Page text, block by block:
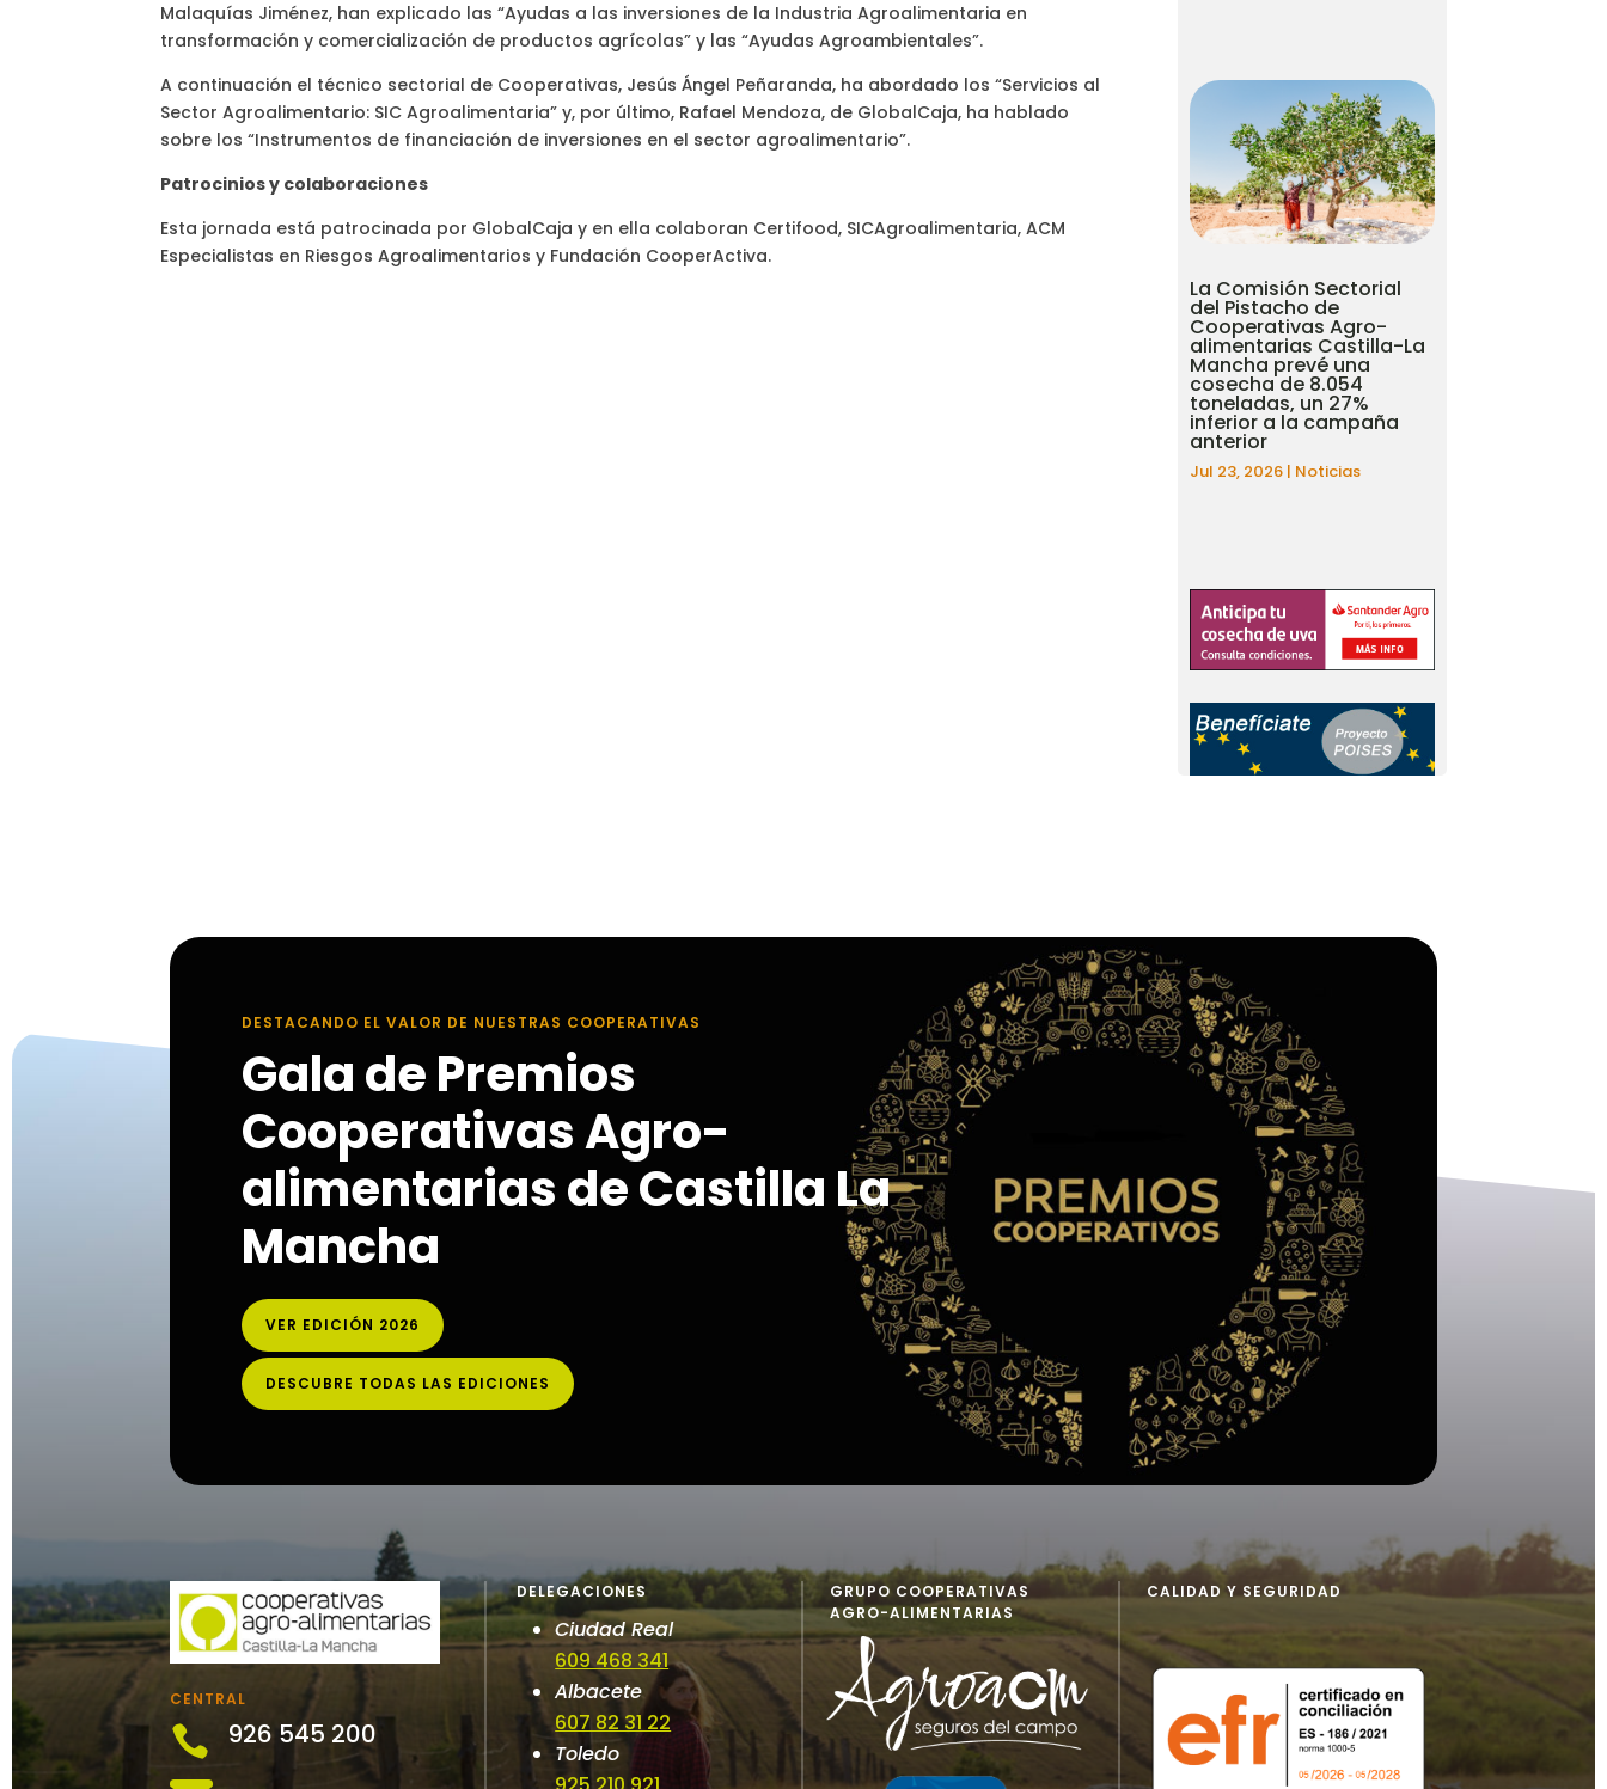
Malaquías Jiménez, han explicado las “Ayudas a las inversiones de la Industria Agroalimentaria en
transformación y comercialización de productos agrícolas” y las “Ayudas Agroambientales”.
A continuación el técnico sectorial de Cooperativas, Jesús Ángel Peñaranda, ha abordado los “Servicios al
Sector Agroalimentario: SIC Agroalimentaria” y, por último, Rafael Mendoza, de GlobalCaja, ha hablado
sobre los “Instrumentos de financiación de inversiones en el sector agroalimentario”.
Patrocinios y colaboraciones
Esta jornada está patrocinada por GlobalCaja y en ella colaboran Certifood, SICAgroalimentaria, ACM
Especialistas en Riesgos Agroalimentarios y Fundación CooperActiva.
La Comisión Sectorial
del Pistacho de
Cooperativas Agro-
alimentarias Castilla-La
Mancha prevé una
cosecha de 8.054
toneladas, un 27%
inferior a la campaña
anterior
Jul 23, 2026 | Noticias
DESTACANDO EL VALOR DE NUESTRAS COOPERATIVAS
Gala de Premios
Cooperativas Agro-
alimentarias de Castilla La
Mancha
VER EDICIÓN 2026
DESCUBRE TODAS LAS EDICIONES
CENTRAL
 926 545 200
DELEGACIONES
Ciudad Real
609 468 341
Albacete
607 82 31 22
Toledo
GRUPO COOPERATIVAS
AGRO-ALIMENTARIAS
CALIDAD Y SEGURIDAD